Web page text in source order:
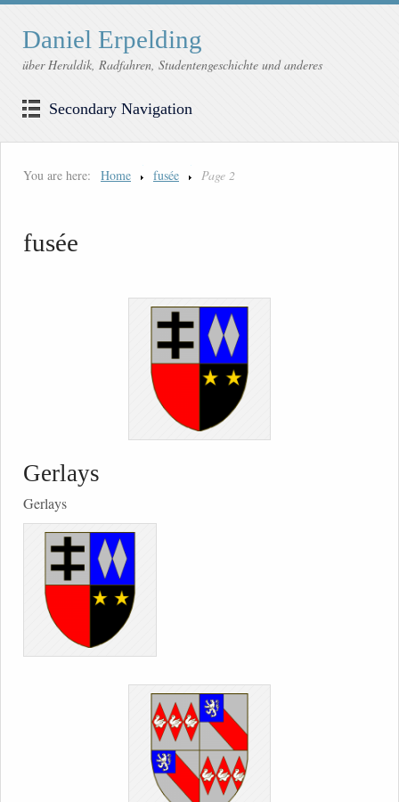
Daniel Erpelding
über Heraldik, Radfahren, Studentengeschichte und anderes
Secondary Navigation
You are here: Home fusée Page 2
fusée
Gerlays
Gerlays